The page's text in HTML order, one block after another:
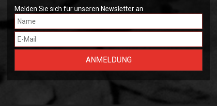
Melden Sie sich für unseren Newsletter an